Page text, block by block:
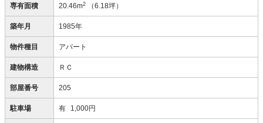
専有面積 20.46m2 （6.18坪）
築年月 1985年
物件種目 アパート
建物構造 ＲＣ
部屋番号 205
駐車場 有 1,000円